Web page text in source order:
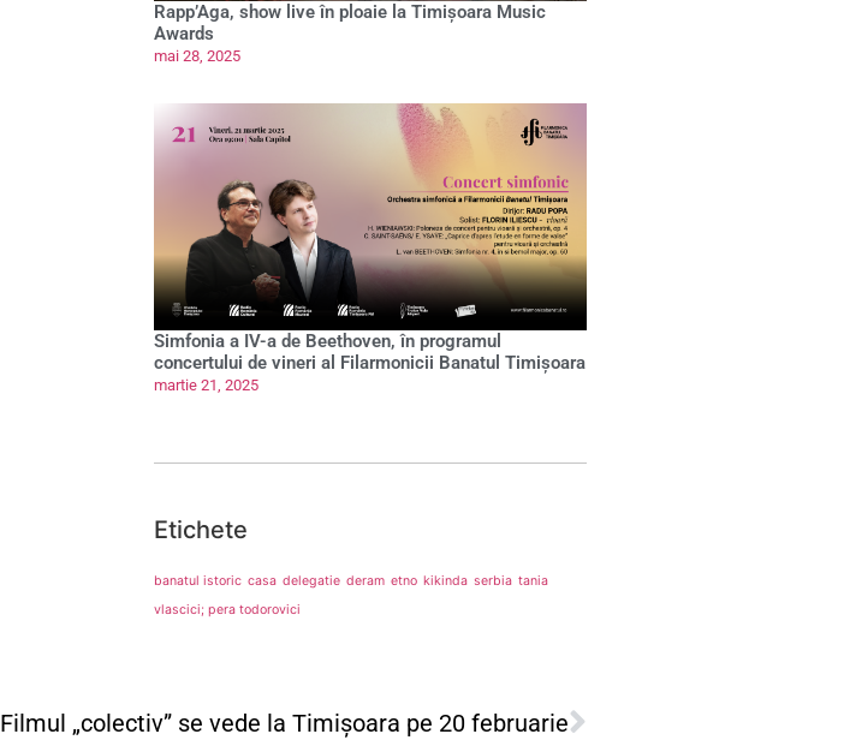
Rapp’Aga, show live în ploaie la Timișoara Music
Awards
mai 28, 2025
Simfonia a IV-a de Beethoven, în programul
concertului de vineri al Filarmonicii Banatul Timișoara
martie 21, 2025
Etichete
banatul istoric casa delegatie deram etno kikinda serbia tania
vlascici; pera todorovici
Filmul „colectiv” se vede la Timișoara pe 20 februarie